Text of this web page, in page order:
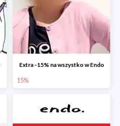
Extra -15% na wszystko w Endo
15%